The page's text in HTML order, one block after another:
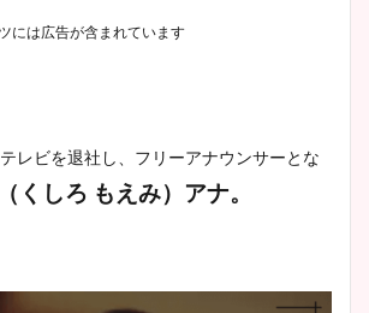
には広告が含まれています
レビを退社し、フリーアナウンサーとな
くしろ もえみ）アナ。